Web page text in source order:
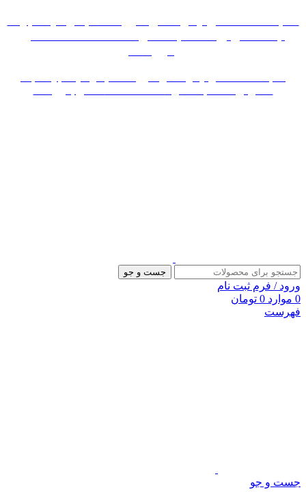
جست و جو
ورود / فرم ثبت نام
0 موارد 0 تومان
فهرست
جست و جو